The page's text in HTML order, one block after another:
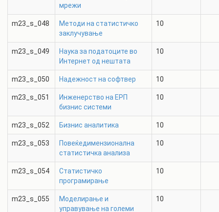
мрежи
m23_s_048
Методи на статистичко
заклучување
10
m23_s_049
Наука за податоците во
Интернет од нештата
10
m23_s_050 Надежност на софтвер 10
m23_s_051
Инженерство на ЕРП
бизнис системи
10
m23_s_052 Бизнис аналитика 10
m23_s_053
Повеќедимензионална
статистичка анализа
10
m23_s_054
Статистичко
прoграмирање
10
m23_s_055
Моделирање и
управување на големи
10